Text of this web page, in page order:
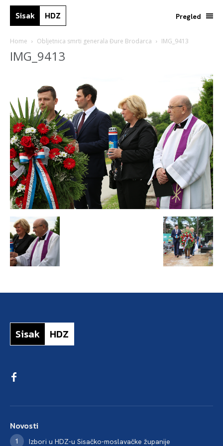
Sisak HDZ Pregled
Home Obljetnica smrti generala Đure Brodarca IMG_9413
IMG_9413
Sisak HDZ
Novosti
Izbori u HDZ-u Sisačko-moslavačke županije